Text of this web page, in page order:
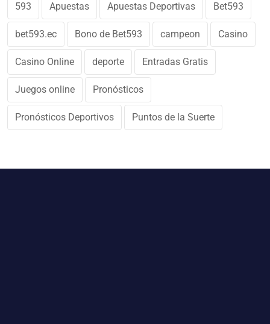
593 Apuestas Apuestas Deportivas Bet593
bet593.ec Bono de Bet593 campeon Casino
Casino Online deporte Entradas Gratis
Juegos online Pronósticos
Pronósticos Deportivos Puntos de la Suerte